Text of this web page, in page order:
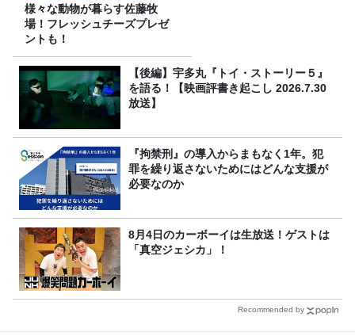
様々な動物が暮らす佐藤牧
場！フレッシュチーズプレゼ
ントも！
【後編】宇多丸『トイ・ストーリー５』
を語る！【映画評書き起こし 2026.7.30
放送】
『拘禁刑』の導入からまもなく1年。犯
罪を繰り返さないためにはどんな支援が
必要なのか
8月4日のカーボーイは生放送！ゲストは
「真空ジェシカ」！
Recommended by